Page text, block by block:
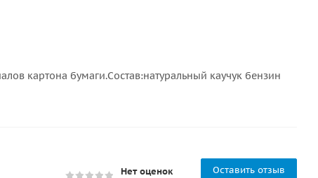
картона бумаги.Состав:натуральный каучук бензин
Нет оценок Оставить отзыв